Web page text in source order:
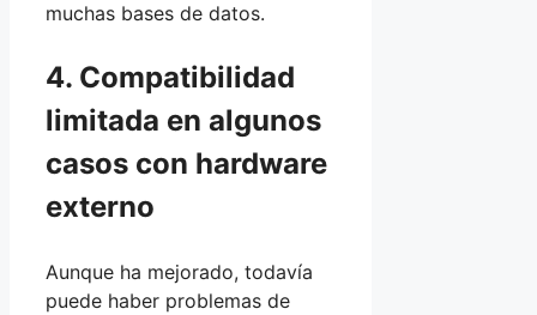
muchas bases de datos.
4. Compatibilidad
limitada en algunos
casos con hardware
externo
Aunque ha mejorado, todavía
puede haber problemas de